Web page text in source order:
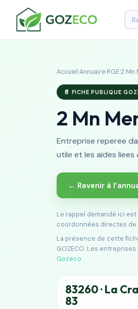
Accueil ›Annuaire RGE›2 Mn
📄 FICHE PUBLIQUE
2 Mn
Entreprise reperee
utile et les aides liees
← Revenir à
Le rappel demandé ici
coordonnées directes de
La présence de cette
GOZECO. Les
Gozeco.
83260 · La
83